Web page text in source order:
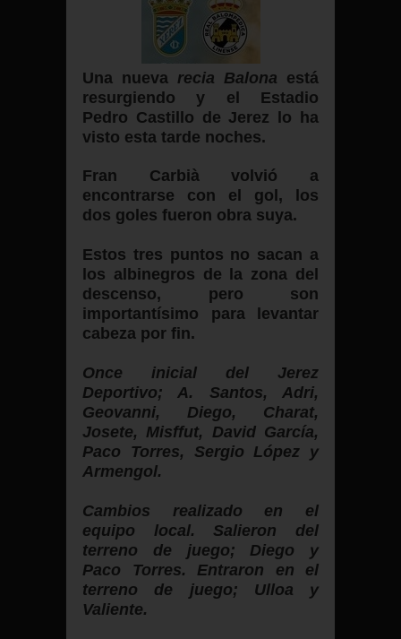
Una nueva recia Balona está
resurgiendo
y el Estadio
Pedro Castillo de Jerez lo ha
visto esta tarde noches.
Fran Carbià volvió a
encontrarse con el gol, los
dos goles fueron obra suya.
Estos tres puntos no sacan a
los albinegros de la zona del
descenso, pero son
importantísimo para levantar
cabeza por fin.
Once inicial del Jerez
Deportivo; A. Santos, Adri,
Geovanni, Diego, Charat,
Josete, Misffut, David García,
Paco Torres, Sergio López y
Armengol.
Cambios realizado en el
equipo local. Salieron del
terreno de juego; Diego y
Paco Torres. Entraron en el
terreno de juego; Ulloa y
Valiente.